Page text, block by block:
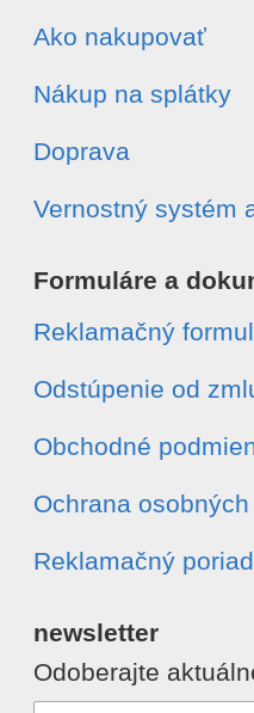
Ako nakupovať
Nákup na splátky
Doprava
Vernostný systém
Formuláre a
Reklamačný
Odstúpenie od
Obchodné
Ochrana
Reklamačný
newsletter
Odoberajte